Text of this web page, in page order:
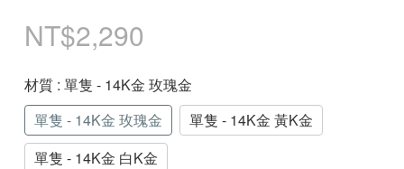
NT$2,290
材質 : 單隻 - 14K金 玫瑰金
單隻 - 14K金 玫瑰金
單隻 - 14K金 黃K金
單隻 - 14K金 白K金